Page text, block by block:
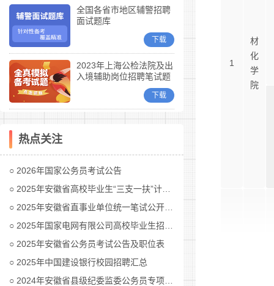
全国各省市地区辅警招聘
面试题库
下载
2023年上海公检法院及出
入境辅助岗位招聘笔试题
下载
热点关注
2026年国家公务员考试公告
2025年安徽省高校毕业生“三支一扶”计划招募公告
2025年安徽省直事业单位统一笔试公开招聘工作人员公告
2025年国家电网有限公司高校毕业生招聘公告(第二批)汇总
2025年安徽省公务员考试公告及职位表
2025年中国建设银行校园招聘汇总
2024年安徽省县级纪委监委公务员专项招考公告及职位表汇总
1
材
化
学
院